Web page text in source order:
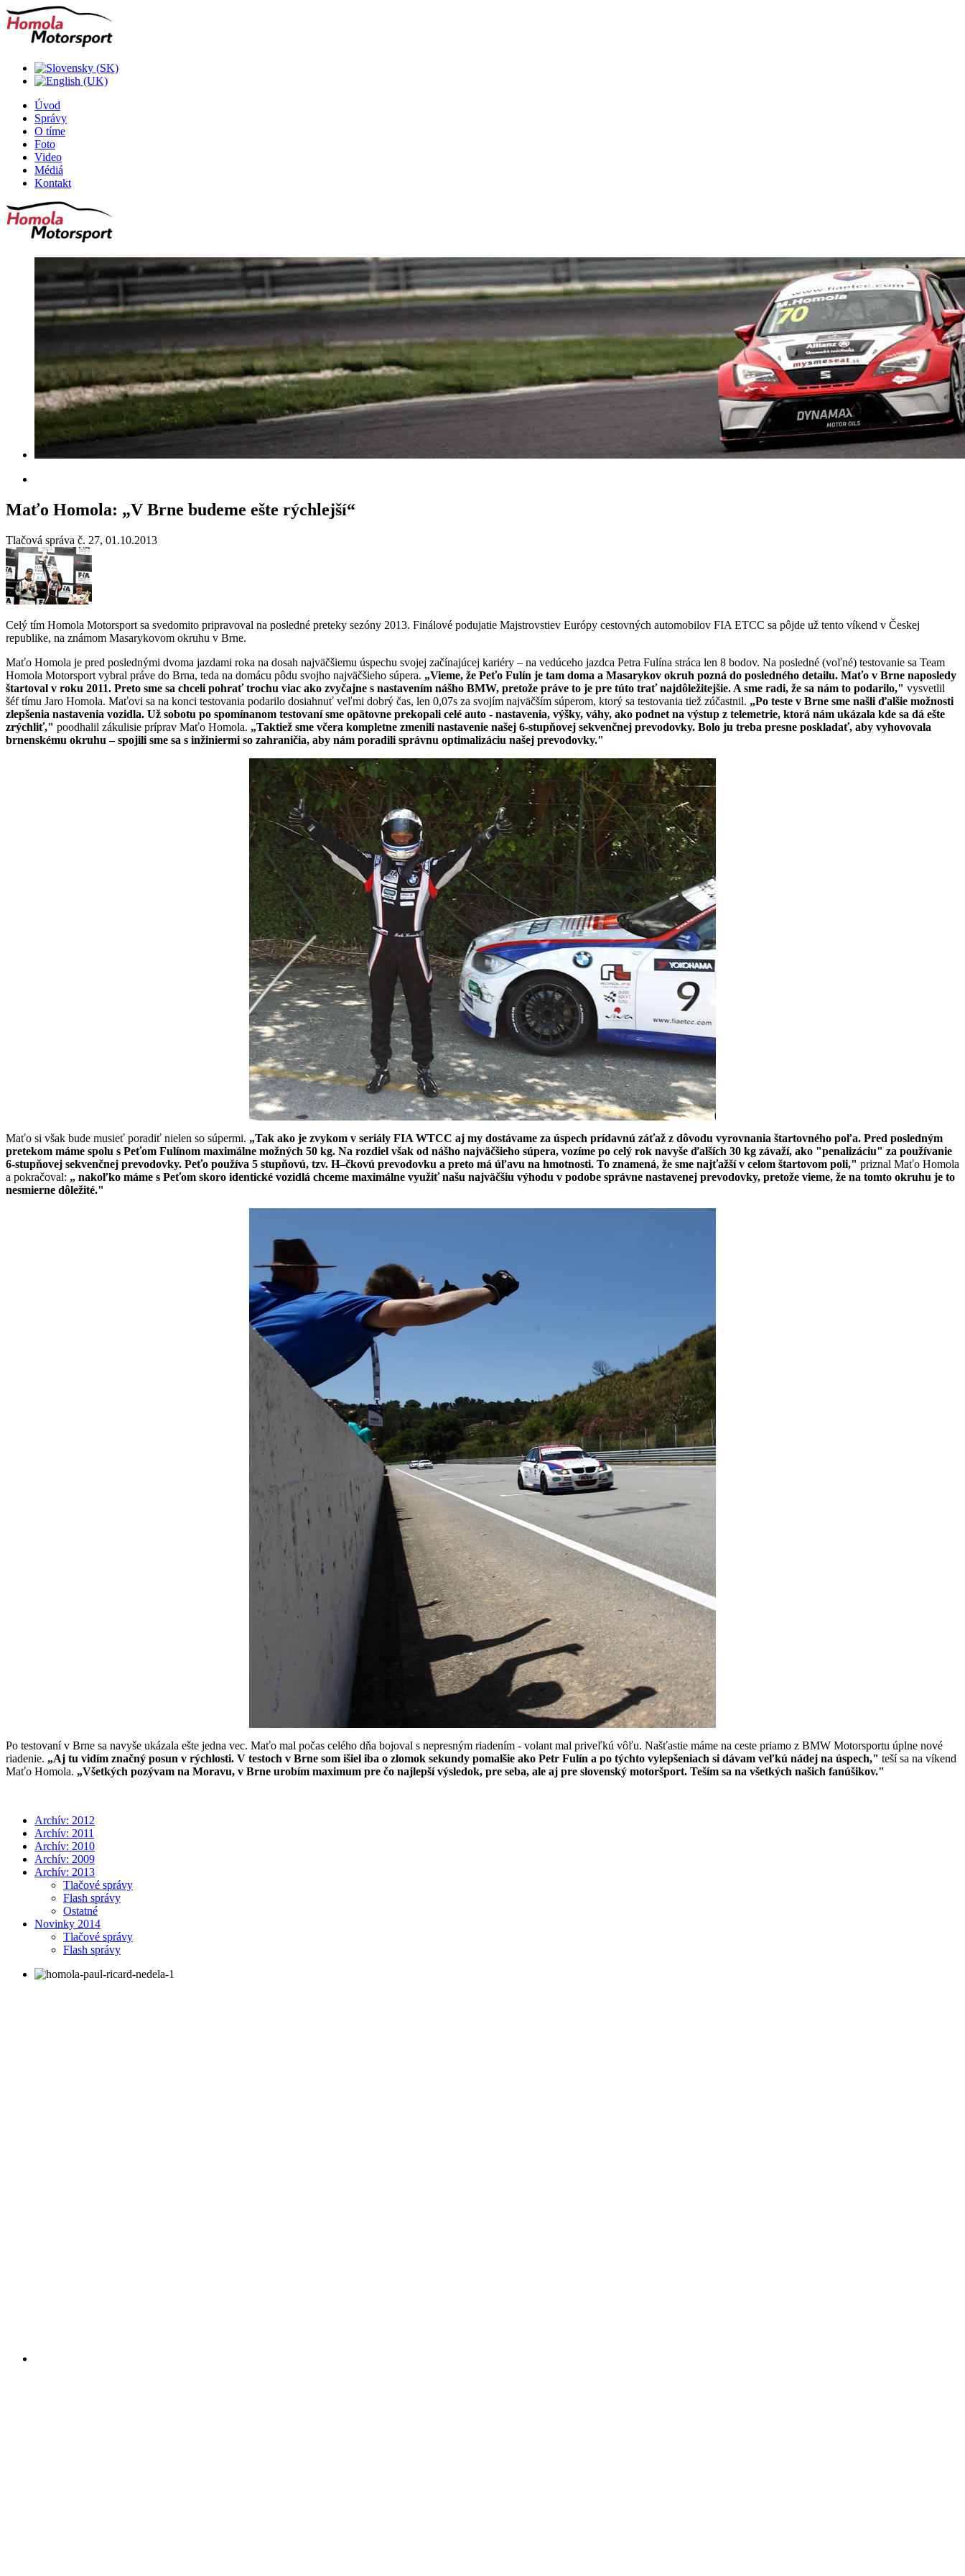
Úvod
Správy
O tíme
Foto
Video
Médiá
Kontakt
Maťo Homola: „V Brne budeme ešte rýchlejší“
Tlačová správa č. 27, 01.10.2013
Celý tím Homola Motorsport sa svedomito pripravoval na posledné preteky sezóny 2013. Finálové podujatie Majstrovstiev Európy cestovných automobilov FIA ETCC sa pôjde už tento víkend v Českej
republike, na známom Masarykovom okruhu v Brne.
Maťo Homola je pred poslednými dvoma jazdami roka na dosah najväčšiemu úspechu svojej začínajúcej kariéry – na vedúceho jazdca Petra Fulína stráca len 8 bodov. Na posledné (voľné) testovanie sa Team
Homola Motorsport vybral práve do Brna, teda na domácu pôdu svojho najväčšieho súpera. „Vieme, že Peťo Fulín je tam doma a Masarykov okruh pozná do posledného detailu. Maťo v Brne naposledy
štartoval v roku 2011. Preto sme sa chceli pohrať trochu viac ako zvyčajne s nastavením nášho BMW, pretože práve to je pre túto trať najdôležitejšie. A sme radi, že sa nám to podarilo," vysvetlil
šéf tímu Jaro Homola. Maťovi sa na konci testovania podarilo dosiahnuť veľmi dobrý čas, len 0,07s za svojím najväčším súperom, ktorý sa testovania tiež zúčastnil. „Po teste v Brne sme našli ďalšie možnosti
zlepšenia nastavenia vozidla. Už sobotu po spomínanom testovaní sme opätovne prekopali celé auto - nastavenia, výšky, váhy, ako podnet na výstup z telemetrie, ktorá nám ukázala kde sa dá ešte
zrýchliť," poodhalil zákulisie príprav Maťo Homola. „Taktiež sme včera kompletne zmenili nastavenie našej 6-stupňovej sekvenčnej prevodovky. Bolo ju treba presne poskladať, aby vyhovovala
brnenskému okruhu – spojili sme sa s inžiniermi so zahraničia, aby nám poradili správnu optimalizáciu našej prevodovky."
Maťo si však bude musieť poradiť nielen so súpermi. „Tak ako je zvykom v seriály FIA WTCC aj my dostávame za úspech prídavnú záťaž z dôvodu vyrovnania štartovného poľa. Pred posledným
pretekom máme spolu s Peťom Fulínom maximálne možných 50 kg. Na rozdiel však od nášho najväčšieho súpera, vozíme po celý rok navyše ďalších 30 kg závaží, ako "penalizáciu" za používanie
6-stupňovej sekvenčnej prevodovky. Peťo používa 5 stupňovú, tzv. H–čkovú prevodovku a preto má úľavu na hmotnosti. To znamená, že sme najťažší v celom štartovom poli," priznal Maťo Homola
a pokračoval: „ nakoľko máme s Peťom skoro identické vozidlá chceme maximálne využiť našu najväčšiu výhodu v podobe správne nastavenej prevodovky, pretože vieme, že na tomto okruhu je to
nesmierne dôležité."
Po testovaní v Brne sa navyše ukázala ešte jedna vec. Maťo mal počas celého dňa bojoval s nepresným riadením - volant mal priveľkú vôľu. Našťastie máme na ceste priamo z BMW Motorsportu úplne nové
riadenie. „Aj tu vidím značný posun v rýchlosti. V testoch v Brne som išiel iba o zlomok sekundy pomalšie ako Petr Fulín a po týchto vylepšeniach si dávam veľkú nádej na úspech," teší sa na víkend
Maťo Homola. „Všetkých pozývam na Moravu, v Brne urobím maximum pre čo najlepší výsledok, pre seba, ale aj pre slovenský motoršport. Teším sa na všetkých našich fanúšikov."
Archív: 2012
Archív: 2011
Archív: 2010
Archív: 2009
Archív: 2013
Tlačové správy
Flash správy
Ostatné
Novinky 2014
Tlačové správy
Flash správy